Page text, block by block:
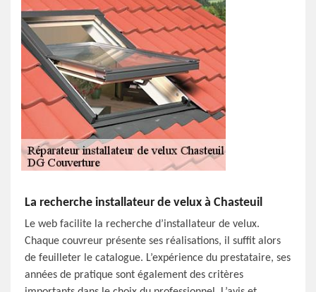
La recherche installateur de velux à Chasteuil
Le web facilite la recherche d’installateur de velux.
Chaque couvreur présente ses réalisations, il suffit alors
de feuilleter le catalogue. L’expérience du prestataire, ses
années de pratique sont également des critères